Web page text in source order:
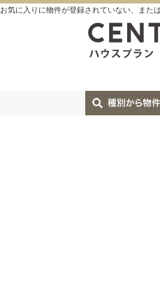
お気に入りに物件が登録されていない、また